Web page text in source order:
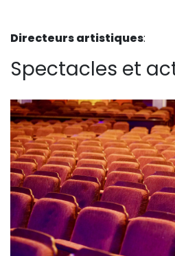
Directeurs artistiques:
Spectacles et